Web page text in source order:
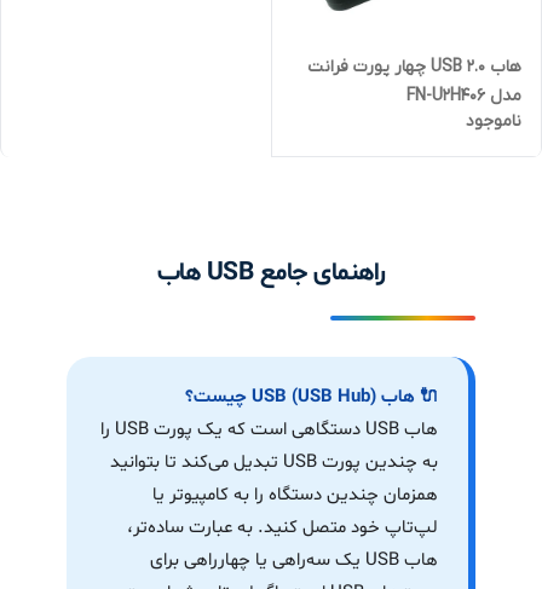
هاب USB 2.0 چهار پورت فرانت
مدل FN-U2H406
ناموجود
راهنمای جامع USB هاب
🔌 هاب USB (USB Hub) چیست؟
هاب USB دستگاهی است که یک پورت USB را
به چندین پورت USB تبدیل می‌کند تا بتوانید
همزمان چندین دستگاه را به کامپیوتر یا
لپ‌تاپ خود متصل کنید. به عبارت ساده‌تر،
هاب USB یک سه‌راهی یا چهارراهی برای